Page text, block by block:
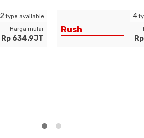
Harga mulai
Rp 634.9JT
2type available
Rush
4